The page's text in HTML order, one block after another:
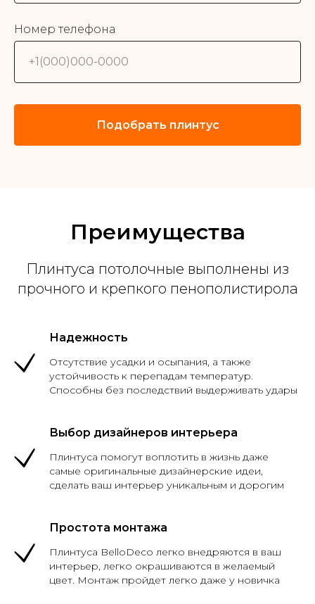
Номер телефона
Подобрать плинтус
Преимущества
Плинтуса потолочные выполнены из
прочного и крепкого пенополистирола
Надежность
Отсутствие усадки и осыпания, а также
устойчивость к перепадам температур.
Способны без последствий выдерживать удары
Выбор дизайнеров интерьера
Плинтуса помогут воплотить в жизнь даже
самые оригинальные дизайнерские идеи,
сделать ваш интерьер уникальным и дорогим
Простота монтажа
Плинтуса BelloDeco легко внедряются в ваш
интерьер, легко окрашиваются в желаемый
цвет. Монтаж пройдет легко даже у новичка